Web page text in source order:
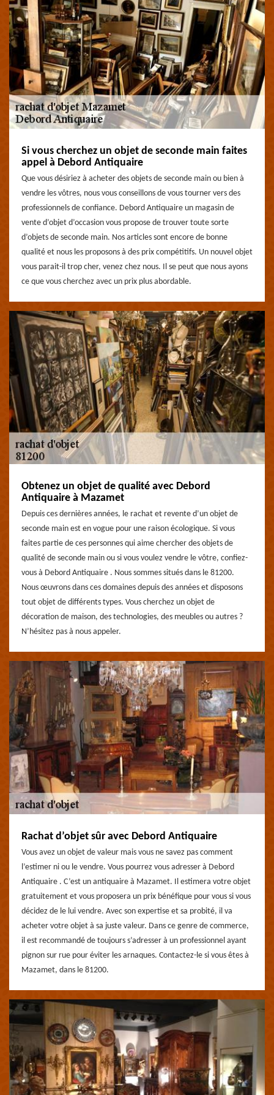
Si vous cherchez un objet de seconde main faites
appel à Debord Antiquaire
Que vous désiriez à acheter des objets de seconde main ou bien à
vendre les vôtres, nous vous conseillons de vous tourner vers des
professionnels de confiance. Debord Antiquaire un magasin de
vente d’objet d’occasion vous propose de trouver toute sorte
d’objets de seconde main. Nos articles sont encore de bonne
qualité et nous les proposons à des prix compétitifs. Un nouvel objet
vous parait-il trop cher, venez chez nous. Il se peut que nous ayons
ce que vous cherchez avec un prix plus abordable.
Obtenez un objet de qualité avec Debord
Antiquaire à Mazamet
Depuis ces dernières années, le rachat et revente d’un objet de
seconde main est en vogue pour une raison écologique. Si vous
faites partie de ces personnes qui aime chercher des objets de
qualité de seconde main ou si vous voulez vendre le vôtre, confiez-
vous à Debord Antiquaire . Nous sommes situés dans le 81200.
Nous œuvrons dans ces domaines depuis des années et disposons
tout objet de différents types. Vous cherchez un objet de
décoration de maison, des technologies, des meubles ou autres ?
N’hésitez pas à nous appeler.
Rachat d’objet sûr avec Debord Antiquaire
Vous avez un objet de valeur mais vous ne savez pas comment
l’estimer ni ou le vendre. Vous pourrez vous adresser à Debord
Antiquaire . C’est un antiquaire à Mazamet. Il estimera votre objet
gratuitement et vous proposera un prix bénéfique pour vous si vous
décidez de le lui vendre. Avec son expertise et sa probité, il va
acheter votre objet à sa juste valeur. Dans ce genre de commerce,
il est recommandé de toujours s’adresser à un professionnel ayant
pignon sur rue pour éviter les arnaques. Contactez-le si vous êtes à
Mazamet, dans le 81200.